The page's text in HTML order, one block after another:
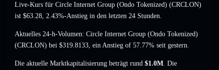
Live-Kurs für Circle Internet Group (Ondo Tokenized) (CRCLON)
ist $63.28, 2.43%-Anstieg in den letzten 24 Stunden.
Aktuelles 24-h-Volumen: Circle Internet Group (Ondo Tokenized)
(CRCLON) bei $319.8133, ein Anstieg of 57.77% seit gestern.
Die aktuelle Marktkapitalisierung beträgt rund $1.0M. Die